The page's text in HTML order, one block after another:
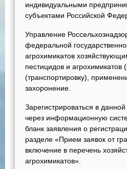
индивидуальными
субъектами Российской
Управление
федеральной
агрохимикатов
пестицидов и агрохимикатов
(транспортировку),
захоронение.
Зарегистрироваться в
через информационную
бланк заявления о
разделе «Прием заявок от
включение в перечень
агрохимикатов».